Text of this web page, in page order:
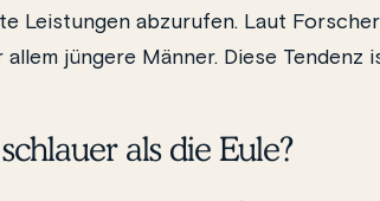
Leistungen abzurufen. Laut
allem jüngere Männer. Diese
als die Eule?